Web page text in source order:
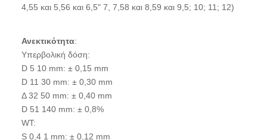
4,55 και 5,56 και 6,5" 7, 7,58 και 8,59 και 9,5; 10; 11; 12)
Ανεκτικότητα:
Υπερβολική δόση:
D 5 10 mm: ± 0,15 mm
D 11 30 mm: ± 0,30 mm
Δ 32 50 mm: ± 0,40 mm
D 51 140 mm: ± 0,8%
WT:
S 0,4 1 mm: ± 0,12 mm